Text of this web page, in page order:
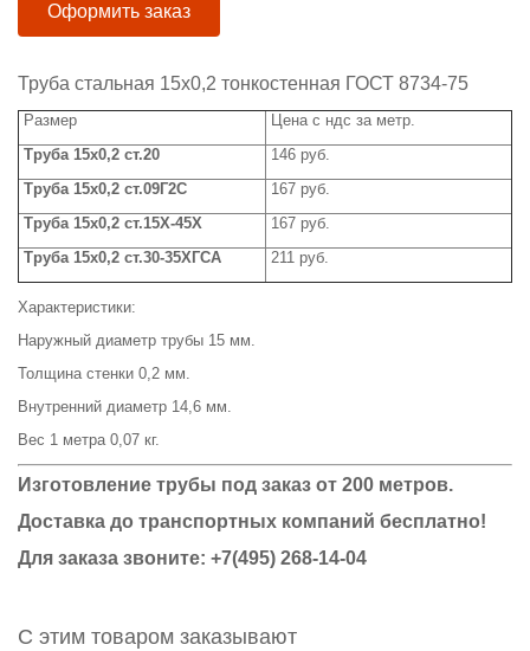
Оформить заказ
Труба стальная 15х0,2 тонкостенная ГОСТ 8734-75
Размер
Цена с ндс за метр.
Труба 15х0,2 ст.20
146 руб.
Труба 15х0,2 ст.09Г2С
167 руб.
Труба 15х0,2 ст.15Х-45Х
167 руб.
Труба 15х0,2 ст.30-35ХГСА
211 руб.
Характеристики:
Наружный диаметр трубы 15 мм.
Толщина стенки 0,2 мм.
Внутренний диаметр 14,6 мм.
Вес 1 метра 0,07 кг.
Изготовление трубы под заказ от 200 метров.
Доставка до транспортных компаний бесплатно!
Для заказа звоните: +7(495) 268-14-04
С этим товаром заказывают